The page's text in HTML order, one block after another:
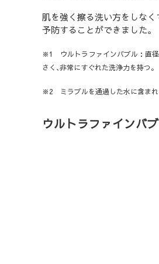
肌を強く擦る洗い方をしな
予防することができました。
※1 ウルトラファインバブル：直径
さく､非常にすぐれた洗浄力を持つ｡
※2 ミラブルを通過した水に含まれ
ウルトラファインバ